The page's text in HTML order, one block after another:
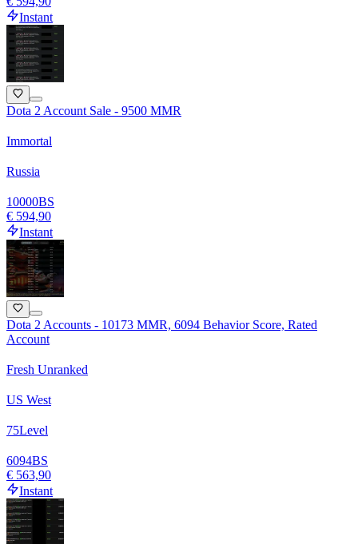
Instant
Dota 2 Account Sale - 9500 MMR
Immortal
Russia
10000BS
€ 594,90
Instant
Dota 2 Accounts - 10173 MMR, 6094 Behavior Score, Rated
Account
Fresh Unranked
US West
75Level
6094BS
€ 563,90
Instant